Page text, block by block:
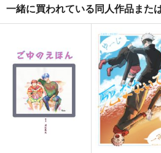
一緒に買われている同人作品また